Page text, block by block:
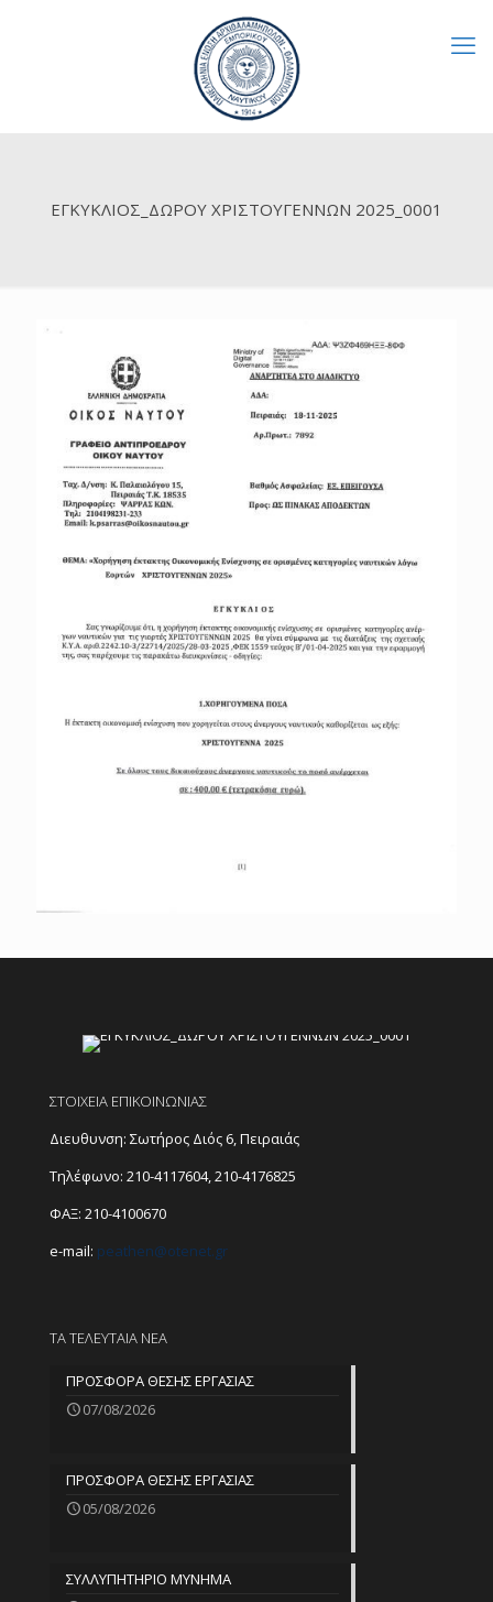
ΕΓΚΥΚΛΙΟΣ_ΔΩΡΟΥ ΧΡΙΣΤΟΥΓΕΝΝΩΝ 2025_0001
ΣΤΟΙΧΕΙΑ ΕΠΙΚΟΙΝΩΝΙΑΣ
Διευθυνση: Σωτήρος Διός 6, Πειραιάς
Τηλέφωνο: 210-4117604,210-4176825
ΦΑΞ: 210-4100670
e-mail: peathen@otenet.gr
ΤΑ ΤΕΛΕΥΤΑΙΑ ΝΕΑ
ΠΡΟΣΦΟΡΑ ΘΕΣΗΣ ΕΡΓΑΣΙΑΣ
07/08/2026
ΠΡΟΣΦΟΡΑ ΘΕΣΗΣ ΕΡΓΑΣΙΑΣ
05/08/2026
ΣΥΛΛΥΠΗΤΗΡΙΟ ΜΥΝΗΜΑ